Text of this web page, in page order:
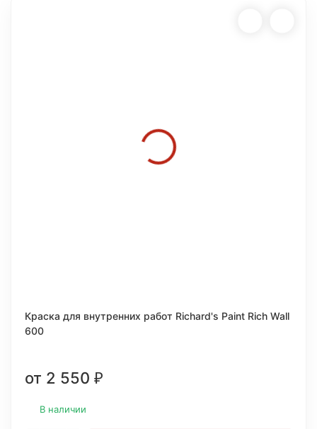
Краска для внутренних работ Richard's Paint Rich Wall
600
от 2 550 ₽
В наличии